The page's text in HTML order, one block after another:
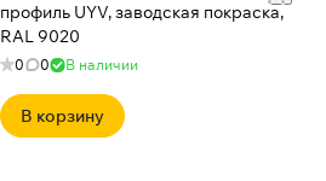
профиль UYV, заводская покраска,
RAL 9020
0 0 В наличии
В корзину